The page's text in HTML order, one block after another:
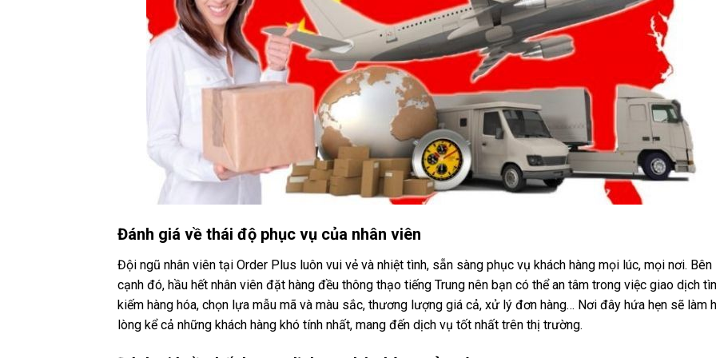
Đánh giá về thái độ phục vụ của nhân viên
Đội ngũ nhân viên tại Order Plus luôn vui vẻ và nhiệt tình, sẵn sàng phục vụ khách hàng mọi lúc, mọi nơi. Bên
cạnh đó, hầu hết nhân viên đặt hàng đều thông thạo tiếng Trung nên bạn có thể an tâm trong việc giao dịch
kiếm hàng hóa, chọn lựa mẫu mã và màu sắc, thương lượng giá cả, xử lý đơn hàng… Nơi đây hứa hẹn sẽ làm
lòng kể cả những khách hàng khó tính nhất, mang đến dịch vụ tốt nhất trên thị trường.